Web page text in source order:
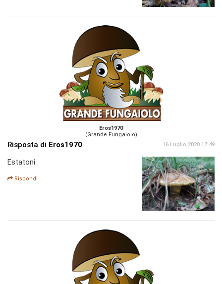
Eros1970
(Grande Fungaiolo)
Risposta di Eros1970 16 Luglio 2020 17:49
Estatoni
Rispondi